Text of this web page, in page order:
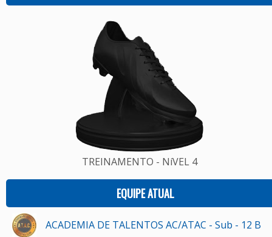
TREINAMENTO - NíVEL 4
EQUIPE ATUAL
ACADEMIA DE TALENTOS AC/ATAC - Sub - 12 B